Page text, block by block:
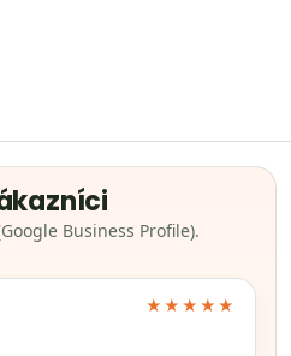
Business Profile).
★★★★★